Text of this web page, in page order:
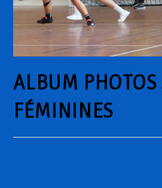
ALBUM PHOTOS
FÉMININES